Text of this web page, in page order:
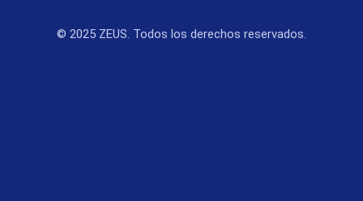
© 2025 ZEUS. Todos los derechos reservados.